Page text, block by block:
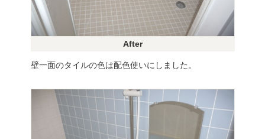
After
壁一面のタイルの色は配色使いにしました。